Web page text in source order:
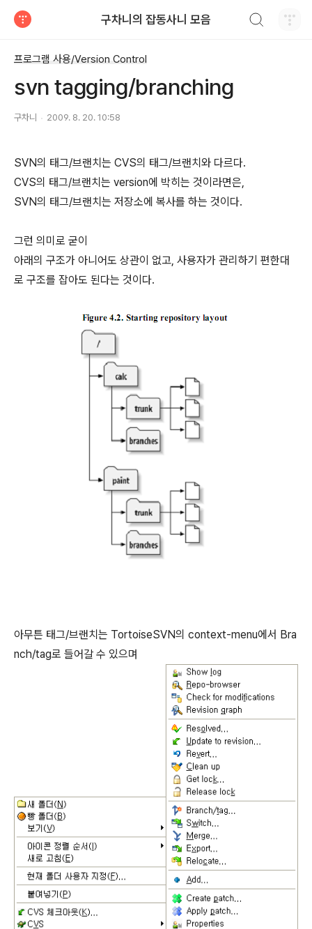
구차니의 잡동사니 모음
프로그램 사용/Version Control
svn tagging/branching
구차니 2009. 8. 20. 10:58
SVN의 태그/브랜치는 CVS의 태그/브랜치와 다르다.
CVS의 태그/브랜치는 version에 박히는 것이라면은,
SVN의 태그/브랜치는 저장소에 복사를 하는 것이다.
그런 의미로 굳이
아래의 구조가 아니어도 상관이 없고, 사용자가 관리하기 편한대
로 구조를 잡아도 된다는 것이다.
아무튼 태그/브랜치는 TortoiseSVN의 context-menu에서 Bra
nch/tag로 들어갈 수 있으며